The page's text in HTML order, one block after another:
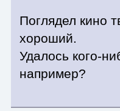
Поглядел кино
хороший.
Удалось кого-
например?